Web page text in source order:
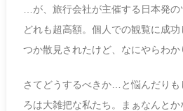
…が、旅行会社が主催する日本発
どれも超高額。個人での観覧に成功
つか散見されたけど、なにやらわか
さてどうするべきか…と悩んだりも
ろは大雑把な私たち。まぁなんと